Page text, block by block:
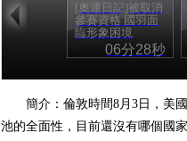
[奧運日記]被取消
參賽資格 國羽面
臨形象困境
06分28秒
簡介：倫敦時間8月3日，美
池的全面性，目前還沒有哪個國